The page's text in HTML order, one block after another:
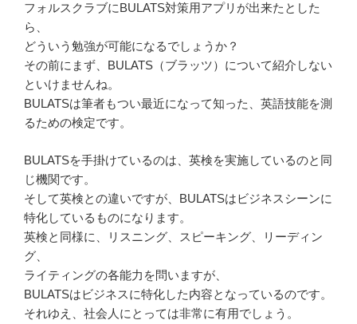
フォルスクラブにBULATS対策用アプリが出来たとした
ら、
どういう勉強が可能になるでしょうか？
その前にまず、BULATS（ブラッツ）について紹介しない
といけませんね。
BULATSは筆者もつい最近になって知った、英語技能を測
るための検定です。
BULATSを手掛けているのは、英検を実施しているのと同
じ機関です。
そして英検との違いですが、BULATSはビジネスシーンに
特化しているものになります。
英検と同様に、リスニング、スピーキング、リーディン
グ、
ライティングの各能力を問いますが、
BULATSはビジネスに特化した内容となっているのです。
それゆえ、社会人にとっては非常に有用でしょう。